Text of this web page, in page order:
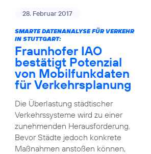
28. Februar 2017
SMARTE DATENANALYSE FÜR VERKEHR
IN STUTTGART:
Fraunhofer IAO
bestätigt Potenzial
von Mobilfunkdaten
für Verkehrsplanung
Die Überlastung städtischer
Verkehrssysteme wird zu einer
zunehmenden Herausforderung.
Bevor Städte jedoch konkrete
Maßnahmen anstoßen können,